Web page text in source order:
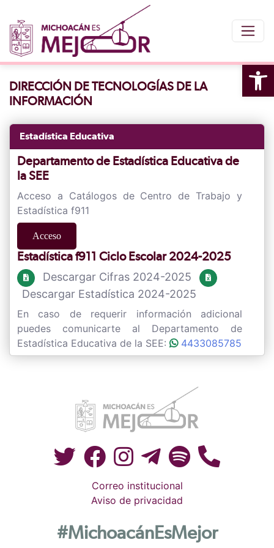
DIRECCIÓN DE TECNOLOGÍAS DE LA
INFORMACIÓN
Estadística Educativa
Departamento de Estadística Educativa de
la SEE
Acceso a Catálogos de Centro de Trabajo y
Estadística f911
Acceso
Estadística f911 Ciclo Escolar 2024-2025
Descargar Cifras 2024-2025
Descargar Estadística 2024-2025
En caso de requerir información adicional
puedes comunicarte al Departamento de
Estadística Educativa de la SEE:
4433085785
Correo institucional
Aviso de privacidad
#MichoacánEsMejor